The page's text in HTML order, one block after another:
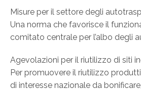
Misure per il settore degli
Una norma che favorisce il
comitato centrale per l’albo degli
Agevolazioni per il riutilizzo di siti
Per promuovere il riutilizzo
di interesse nazionale da